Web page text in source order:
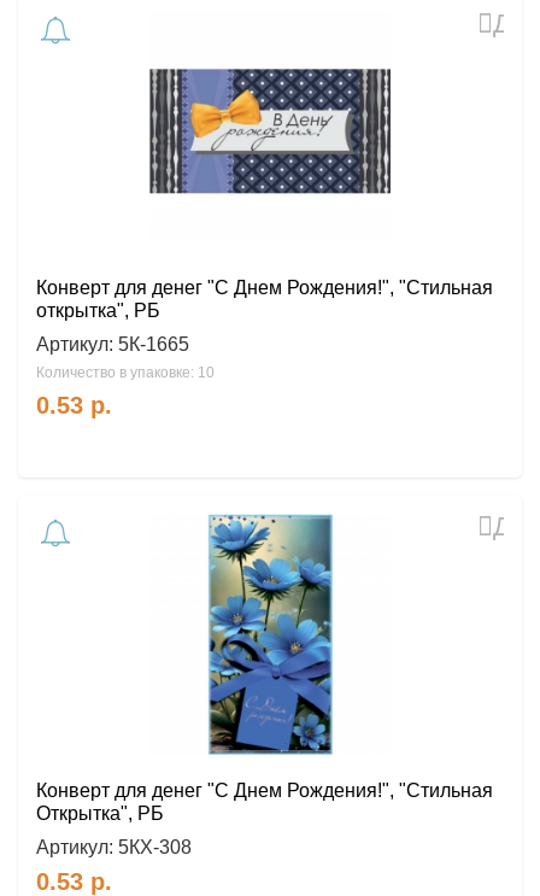
Конверт для денег "С Днем Рождения!", "Стильная
открытка", РБ
Артикул: 5К-1665
Количество в упаковке: 10
0.53 р.
Конверт для денег "С Днем Рождения!", "Стильная
Открытка", РБ
Артикул: 5КХ-308
0.53 р.